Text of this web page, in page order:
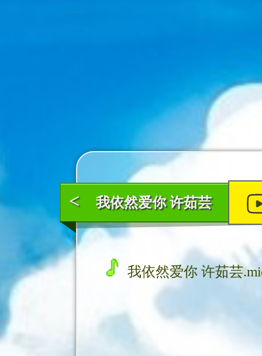
我依然爱你 许茹芸
<
我依然爱你 许茹芸